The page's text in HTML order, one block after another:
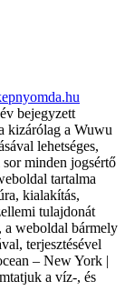
bejegyzett
kizárólag a Wuwu
lehetséges,
minden jogsértő
tartalma
kialakítás,
tulajdonát
weboldal bármely
terjesztésével
– New York |
a víz-, és